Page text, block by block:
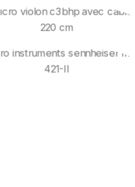
Micros Instruments
Ischell